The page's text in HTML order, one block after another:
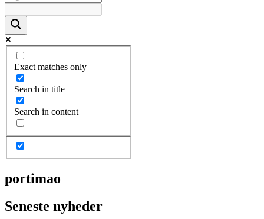
Exact matches only
Search in title
Search in content
portimao
Seneste nyheder